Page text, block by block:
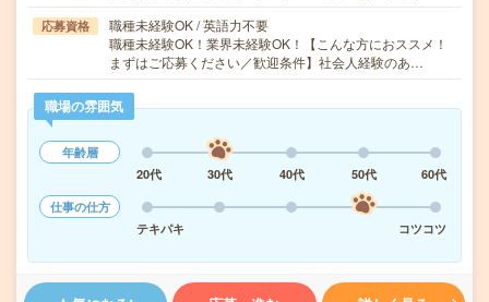
応募資格
職種未経験OK / 英語力不要
職種未経験OK！業界未経験OK！【こんな方におススメ！
まずはご応募ください／歓迎条件】社会人経験のあ…
職場の雰囲気
年齢層
20代
30代 40代 50代
60代
仕事の仕方
テキパキ
コツコツ